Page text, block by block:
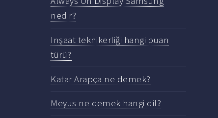
nedir?
Inşaat teknikerliği hangi puan
türü?
Katar Arapça ne demek?
Meyus ne demek hangi dil?